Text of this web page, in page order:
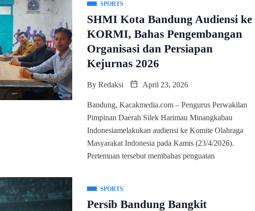
SPORTS
SHMI Kota Bandung Audiensi ke
KORMI, Bahas Pengembangan
Organisasi dan Persiapan
Kejurnas 2026
By Redaksi April 23, 2026
Bandung, Kacakmedia.com – Pengurus Perwakilan
Pimpinan Daerah Silek Harimau Minangkabau
Indonesiamelakukan audiensi ke Komite Olahraga
Masyarakat Indonesia pada Kamis (23/4/2026).
Pertemuan tersebut membahas penguatan
SPORTS
Persib Bandung Bangkit